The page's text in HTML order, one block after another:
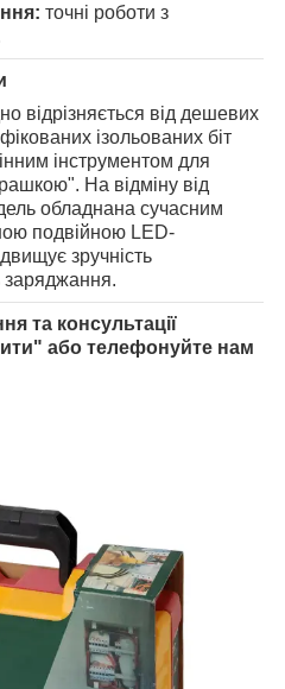
точні роботи з
відрізняється від дешевих
ізольованих біт
інструментом для
На відміну від
обладнана сучасним
подвійною LED-
зручність
заряджання.
та консультації
або телефонуйте нам